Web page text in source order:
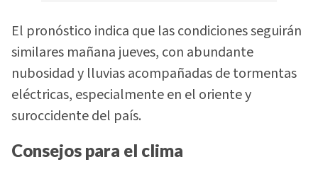
El pronóstico indica que las condiciones seguirán
similares mañana jueves, con abundante
nubosidad y lluvias acompañadas de tormentas
eléctricas, especialmente en el oriente y
suroccidente del país.
Consejos para el clima